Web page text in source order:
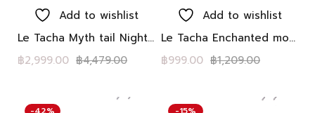
Add to wishlist
Le Tacha Myth tail Nightfall Earrings ต่างหู เลอทาชา หางต้องมนต์สัตว์ในตำนานพลอยแท้โทแพซสีขาวที่มีรูปดาวสีเงินและพระจันทร์เสี้ยวเรียงเป็นรูปทรงหางเคลือบสีชมพู ได้แรงบันดาลใจจากหางของสัตว์ในตำนานในป่าในคอลเลกชันดอกพีโอนี Mystery Peony Forest
฿4,479.00
฿2,999.00
Add to wishlist
Le Tacha Enchanted moonlight Mythtail Pendant- Rosegold
฿1,209.00
฿999.00